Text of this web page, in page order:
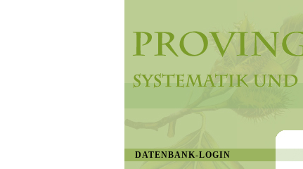
DATENBANK-LOGIN